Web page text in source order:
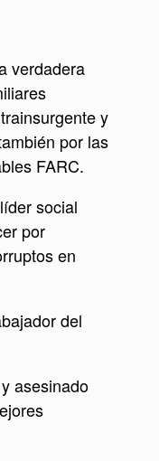
verdadera
y
por las
FARC.
social
por
en
del
asesinado